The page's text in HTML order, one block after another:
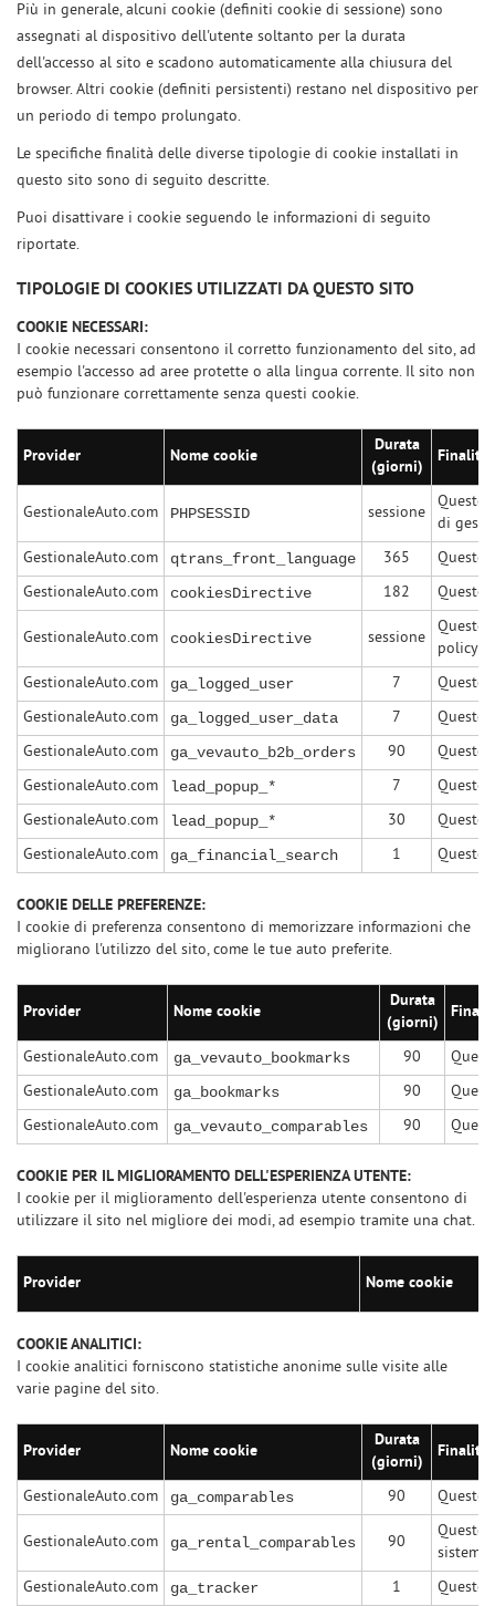
Più in generale, alcuni cookie (definiti cookie di sessione) sono
assegnati al dispositivo dell'utente soltanto per la durata
dell'accesso al sito e scadono automaticamente alla chiusura del
browser. Altri cookie (definiti persistenti) restano nel dispositivo per
un periodo di tempo prolungato.
Le specifiche finalità delle diverse tipologie di cookie installati in
questo sito sono di seguito descritte.
Puoi disattivare i cookie seguendo le informazioni di seguito
riportate.
TIPOLOGIE DI COOKIES UTILIZZATI DA QUESTO SITO
COOKIE NECESSARI:
I cookie necessari consentono il corretto funzionamento del sito, ad
esempio l'accesso ad aree protette o alla lingua corrente. Il sito non
può funzionare correttamente senza questi cookie.
Provider Nome cookie
Durata
(giorni)
Finalità
GestionaleAuto.com PHPSESSID sessione
Questo
di
GestionaleAuto.com
qtrans_front_language 365
Questo
GestionaleAuto.com
cookiesDirective 182 Questo
GestionaleAuto.com cookiesDirective sessione
Questo
policy
GestionaleAuto.com
ga_logged_user 7
Questo
GestionaleAuto.com
ga_logged_user_data 7
Questo
GestionaleAuto.com
ga_vevauto_b2b_orders 90
Questo
GestionaleAuto.com
lead_popup_* 7
Questo
GestionaleAuto.com
lead_popup_* 30
Questo
GestionaleAuto.com
ga_financial_search 1 Questo
COOKIE DELLE PREFERENZE:
I cookie di preferenza consentono di memorizzare informazioni che
migliorano l'utilizzo del sito, come le tue auto preferite.
Provider Nome cookie
Durata
(giorni)
GestionaleAuto.com ga_vevauto_bookmarks 90
GestionaleAuto.com
ga_bookmarks 90
GestionaleAuto.com
ga_vevauto_comparables 90
COOKIE PER IL MIGLIORAMENTO DELL'ESPERIENZA UTENTE:
I cookie per il miglioramento dell'esperienza utente consentono di
utilizzare il sito nel migliore dei modi, ad esempio tramite una chat.
Provider Nome cookie
COOKIE ANALITICI:
I cookie analitici forniscono statistiche anonime sulle visite alle
varie pagine del sito.
Provider Nome cookie
Durata
(giorni)
Finalità
GestionaleAuto.com ga_comparables 90 Questo
GestionaleAuto.com ga_rental_comparables 90
Questo
sistema
GestionaleAuto.com
ga_tracker 1 Questo